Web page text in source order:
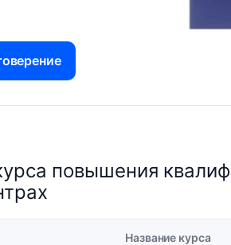
повышения
Название курса